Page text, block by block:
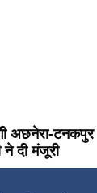
अछनेरा-टनकपुर
दी मंजूरी